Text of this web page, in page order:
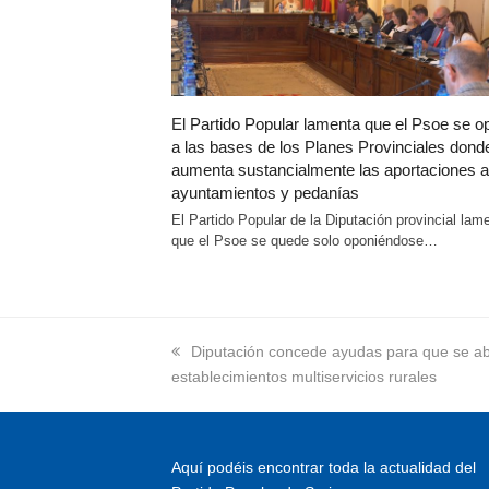
El Partido Popular lamenta que el Psoe se
a las bases de los Planes Provinciales
aumenta sustancialmente las aportaciones
ayuntamientos y pedanías
El Partido Popular de la Diputación provincial
que el Psoe se quede solo oponiéndose…
previous
post:
Diputación concede ayudas para que se
establecimientos multiservicios rurales
Aquí podéis encontrar toda la actualidad del